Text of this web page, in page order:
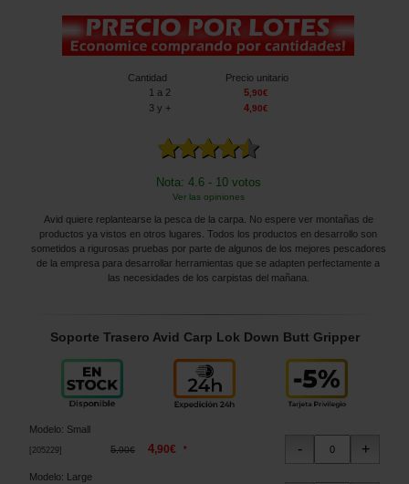
Cantidad
Precio unitario
1 a 2 5 ,90€
3 y + 4 ,90€
Nota: 4.6 - 10 votos
Ver las opiniones
Avid quiere replantearse la pesca de la carpa. No espere ver montañas de
productos ya vistos en otros lugares. Todos los productos en desarrollo son
sometidos a rigurosas pruebas por parte de algunos de los mejores pescadores
de la empresa para desarrollar herramientas que se adapten perfectamente a
las necesidades de los carpistas del mañana.
Soporte Trasero Avid Carp Lok Down Butt Gripper
Modelo: Small
205229] 5,90€ 4,90€ *
Modelo: Large